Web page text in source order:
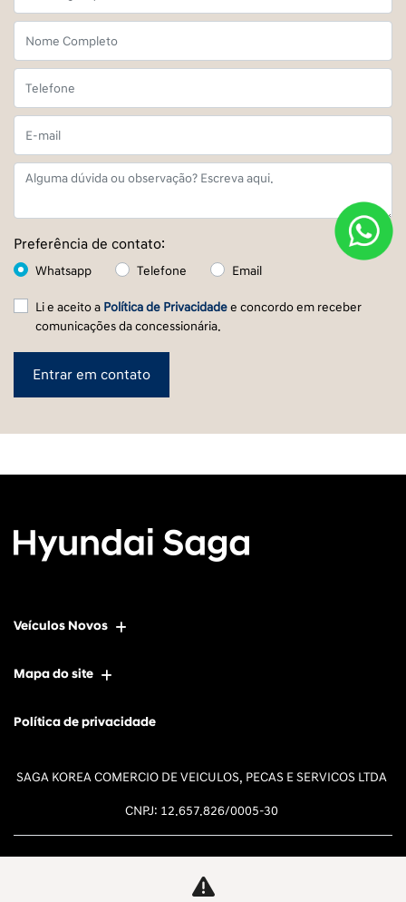
Preferência de contato:
Whatsapp Telefone Email
Li e aceito a Política de Privacidadee concordo em receber
comunicações da concessionária.
Entrar em contato
Veículos Novos
Mapa do site
Política de privacidade
SAGA KOREA COMERCIO DE VEICULOS, PECAS E SERVICOS LTDA
CNPJ: 12.657.826/0005-30